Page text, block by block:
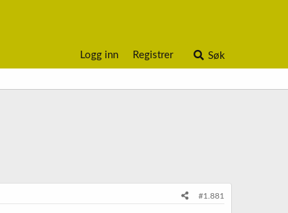
Logg inn Registrer Søk
#1.881